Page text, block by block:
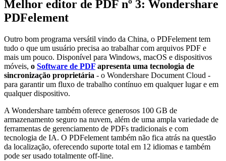
Melhor editor de PDF nº 3: Wondershare
PDFelement
Outro bom programa versátil vindo da China, o PDFelement tem
tudo o que um usuário precisa ao trabalhar com arquivos PDF e
mais um pouco. Disponível para Windows, macOS e dispositivos
móveis, o Software de PDF apresenta uma tecnologia de
sincronização proprietária - o Wondershare Document Cloud -
para garantir um fluxo de trabalho contínuo em qualquer lugar e em
qualquer dispositivo.
A Wondershare também oferece generosos 100 GB de
armazenamento seguro na nuvem, além de uma ampla variedade de
ferramentas de gerenciamento de PDFs tradicionais e com
tecnologia de IA. O PDFelement também não fica atrás na questão
da localização, oferecendo suporte total em 12 idiomas e também
pode ser usado totalmente off-line.